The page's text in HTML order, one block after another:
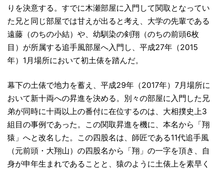
りを決意する。すでに木瀬部屋に入門して関取となってい
た兄と同じ部屋では甘えが出ると考え、大学の先輩である
遠藤（のちの小結）や、幼馴染の剣翔（のちの前頭6枚
目）が所属する追手風部屋へ入門し、平成27年（2015
年）1月場所において初土俵を踏んだ。
幕下の土俵で地力を蓄え、平成29年（2017年）7月場所に
おいて新十両への昇進を決める。別々の部屋に入門した兄
弟が同時に十両以上の番付に在位するのは、大相撲史上3
組目の事例であった。この関取昇進を機に、本名から「翔
猿」へと改名した。この四股名は、師匠である11代追手風
（元前頭・大翔山）の四股名から「翔」の一字を頂き、自
身が申年生まれであることと、猿のように土俵上を素早く